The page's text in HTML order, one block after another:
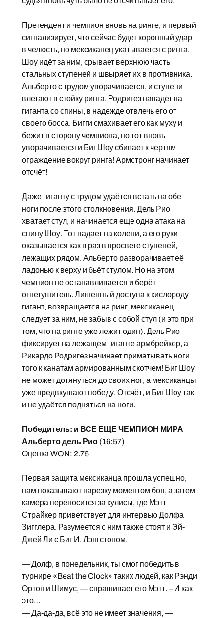
Претендент и чемпион вновь на ринге, и первый
сигнализирует, что сейчас будет коронный удар
в челюсть, но мексиканец укатывается с ринга.
Шоу идёт за ним, срывает верхнюю часть
стальных ступеней и швыряет их в противника.
Альберто с трудом уворачивается, и ступени
влетают в стойку ринга. Родригез нападет на
гиганта со спины, в надежде отвлечь его от
своего босса. Бигги смахивает его как муху и
бежит в сторону чемпиона, но тот вновь
уворачивается и Биг Шоу сбивает к чертям
ограждение вокруг ринга! Армстронг начинает
отсчёт!
Даже гиганту с трудом удаётся встать на обе
ноги после этого столкновения. Дель Рио
хватает стул, и начинается еще одна атака на
спину Шоу. Тот падает на колени, а его руки
оказывается как в раз в просвете ступеней,
лежащих рядом. Альберто разворачивает её
ладонью к верху и бьёт стулом. Но на этом
чемпион не останавливается и берёт
огнетушитель. Лишенный доступа к кислороду
гигант, возвращается на ринг, мексиканец
следует за ним, не забыв с собой стул (и это при
том, что на ринге уже лежит один). Дель Рио
фиксирует на лежащем гиганте армбрейкер, а
Рикардо Родригез начинает приматывать ноги
того к канатам армированным скотчем! Биг Шоу
не может дотянуться до своих ног, а мексиканцы
уже предвкушают победу. Отсчёт, и Биг Шоу так
и не удаётся подняться на ноги.
Победитель: и ВСЕ ЕЩЕ ЧЕМПИОН МИРА
Альберто дель Рио(16:57)
Оценка WON: 2.75
Первая защита мексиканца прошла успешно,
нам показывают нарезку моментом боя, а затем
камера переносится за кулисы, где Мэтт
Страйкер приветствует для интервью Долфа
Зигглера. Разумеется с ним также стоят и Эй-
Джей Ли с Биг И. Лэнгстоном.
— Долф, в понедельник, ты смог победить в
турнире «Beat the Clock» таких людей, как Рэнди
Ортон и Шимус, — спрашивает его Мэтт. – И как
это…
— Да-да-да, всё это не имеет значения, —